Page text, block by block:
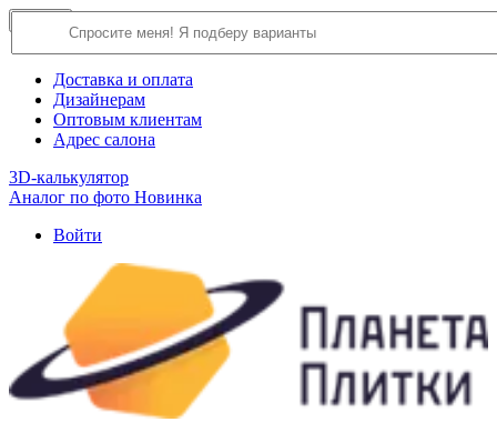
О компании
Доставка и оплата
Дизайнерам
Оптовым клиентам
Адрес салона
3D-калькулятор
Аналог по фото Новинка
Войти